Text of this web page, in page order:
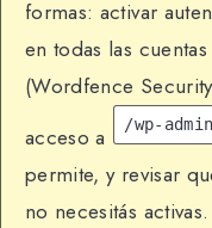
formas: activar
en todas las
(Wordfence
acceso a
/wp-admin
permite, y revisar
no necesitás activas.